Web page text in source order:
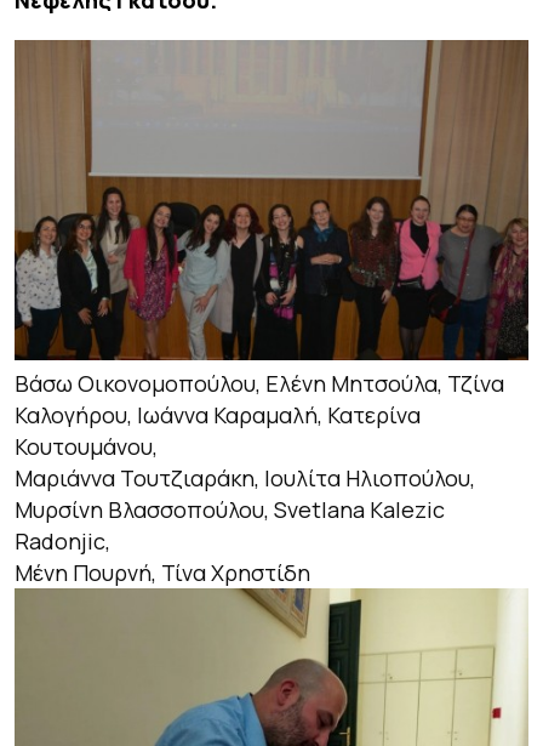
Βάσω Οικονομοπούλου, Ελένη Μητσούλα, Τζίνα
Καλογήρου, Ιωάννα Καραμαλή, Κατερίνα
Κουτουμάνου,
Μαριάννα Τουτζιαράκη, Ιουλίτα Ηλιοπούλου,
Μυρσίνη Βλασσοπούλου, Svetlana Kalezic
Radonjic,
Μένη Πουρνή, Τίνα Χρηστίδη